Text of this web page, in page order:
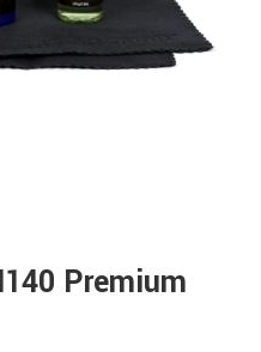
Premium